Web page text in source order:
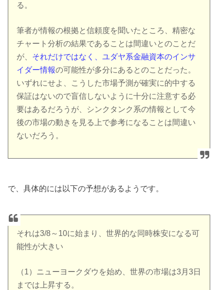
る。
筆者が情報の根拠と信頼度を聞いたところ、精密な
チャート分析の結果であることは間違いとのことだ
が、 それだけではなく、ユダヤ系金融資本のインサ
イダー情報の可能性が多分にあるとのことだった。
いずれにせよ、こうした市場予測が確実に的中する
保証はないので盲信しないように十分に注意する必
要はあるだろうが、シンクタンク系の情報として今
後の市場の動きを見る上で参考になることは間違い
ないだろう。
で、具体的には以下の予想があるようです。
それは3/8～10に始まり、世界的な同時株安になる可
能性が大きい
（1）ニューヨークダウを始め、世界の市場は3月3日
までは上昇する。